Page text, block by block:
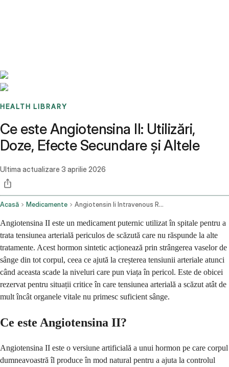
HEALTH LIBRARY
Ce este Angiotensina II: Utilizări,
Doze, Efecte Secundare și Altele
Ultima actualizare 3 aprilie 2026
Acasă Medicamente Angiotensin Ii Intravenous Route
Angiotensina II este un medicament puternic utilizat în spitale pentru a
trata tensiunea arterială periculos de scăzută care nu răspunde la alte
tratamente. Acest hormon sintetic acționează prin strângerea vaselor de
sânge din tot corpul, ceea ce ajută la creșterea tensiunii arteriale atunci
când aceasta scade la niveluri care pun viața în pericol. Este de obicei
rezervat pentru situații critice în care tensiunea arterială a scăzut atât de
mult încât organele vitale nu primesc suficient sânge.
Ce este Angiotensina II?
Angiotensina II este o versiune artificială a unui hormon pe care corpul
dumneavoastră îl produce în mod natural pentru a ajuta la controlul